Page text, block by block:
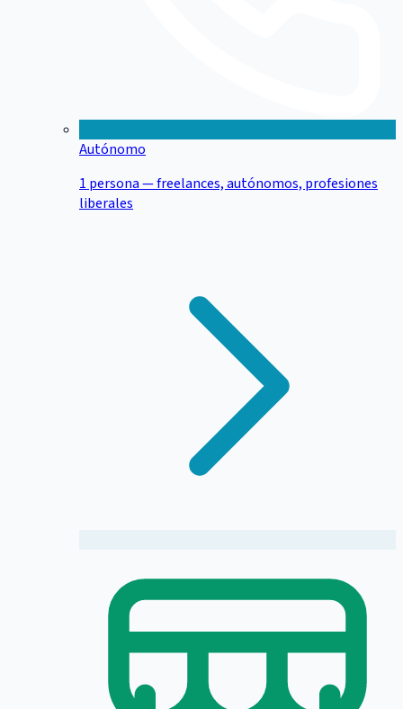
Autónomo
1 persona — freelances, autónomos, profesiones
liberales